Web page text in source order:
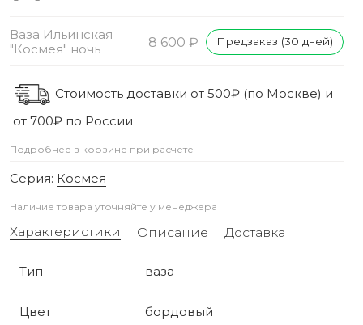
Ваза Ильинская
"Космея" ночь
8 600 ₽ Предзаказ (30 дней)
Стоимость доставки от 500₽ (по Москве) и
от 700₽ по России
Подробнее в корзине при расчете
Серия: Космея
Наличие товара уточняйте у менеджера
Характеристики Описание Доставка
Тип ваза
Цвет бордовый